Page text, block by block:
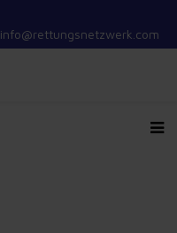
info@rettungsnetzwerk.com